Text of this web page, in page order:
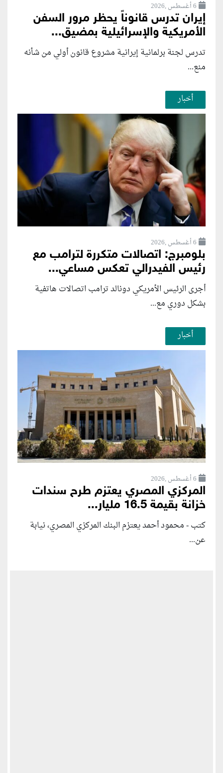
6 أغسطس ,2026
إيران تدرس قانوناً يحظر مرور السفن
الأمريكية والإسرائيلية بمضيق...
تدرس لجنة برلمانية إيرانية مشروع قانون ⁠أولي من شأنه
منع...
أخبار
6 أغسطس ,2026
بلومبرج: اتصالات متكررة لترامب مع
رئيس الفيدرالي تعكس مساعي...
أجرى الرئيس الأمريكي دونالد ترامب اتصالات هاتفية
بشكل دوري مع...
أخبار
6 أغسطس ,2026
المركزي المصري يعتزم طرح سندات
خزانة بقيمة 16.5 مليار...
كتب - محمود أحمد يعتزم البنك المركزي المصري، نيابة
عن...